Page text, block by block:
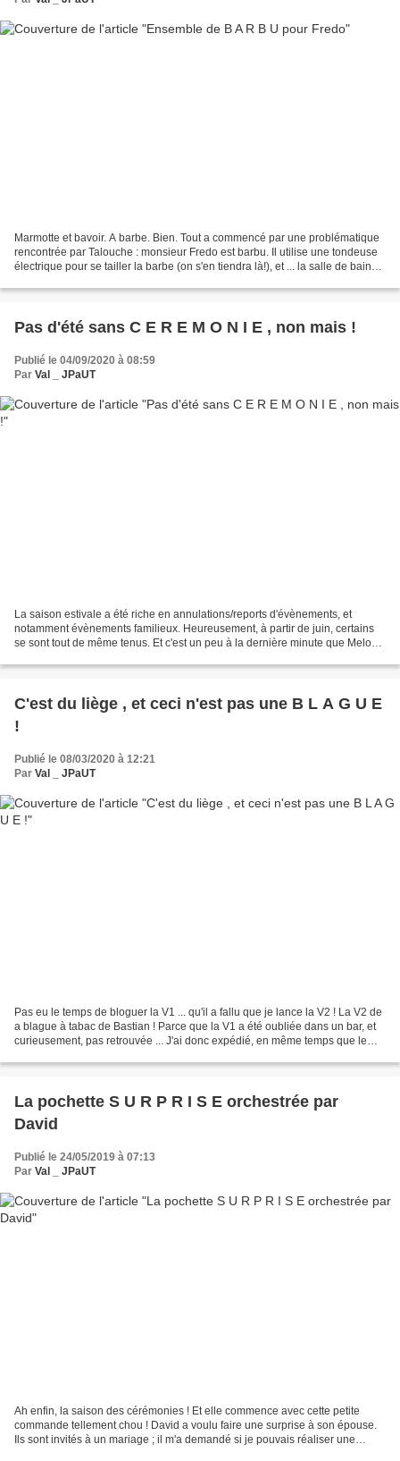
Marmotte et bavoir. A barbe. Bien. Tout a commencé par une problématique
rencontrée par Talouche : monsieur Fredo est barbu. Il utilise une tondeuse
électrique pour se tailler la barbe (on s'en tiendra là!), et ... la salle de bain
Pas d'été sans C E R E M O N I E , non mais !
Publié le 04/09/2020 à 08:59
Par Val _ JPaUT
La saison estivale a été riche en annulations/reports d'évènements, et
notamment évènements familieux. Heureusement, à partir de juin, certains
se sont tout de même tenus. Et c'est un peu à la dernière minute que Melody
C'est du liège , et ceci n'est pas une B L A G U E
!
Publié le 08/03/2020 à 12:21
Par Val _ JPaUT
Pas eu le temps de bloguer la V1 ... qu'il a fallu que je lance la V2 ! La V2 de
a blague à tabac de Bastian ! Parce que la V1 a été oubliée dans un bar, et
curieusement, pas retrouvée ... J'ai donc expédié, en même temps que le
La pochette S U R P R I S E orchestrée par
David
Publié le 24/05/2019 à 07:13
Par Val _ JPaUT
Ah enfin, la saison des cérémonies ! Et elle commence avec cette petite
commande tellement chou ! David a voulu faire une surprise à son épouse.
Ils sont invités à un mariage ; il m'a demandé si je pouvais réaliser une